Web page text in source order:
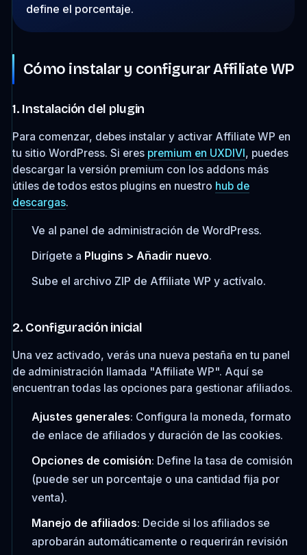
define el porcentaje.
Cómo instalar y configurar Affiliate WP
1. Instalación del plugin
Para comenzar, debes instalar y activar Affiliate WP en
tu sitio WordPress. Si eres premium en UXDIVI, puedes
descargar la versión premium con los addons más
útiles de todos estos plugins en nuestro hub de
descargas.
Ve al panel de administración de WordPress.
Dirígete a Plugins > Añadir nuevo.
Sube el archivo ZIP de Affiliate WP y actívalo.
2. Configuración inicial
Una vez activado, verás una nueva pestaña en tu panel
de administración llamada "Affiliate WP". Aquí se
encuentran todas las opciones para gestionar afiliados.
Ajustes generales: Configura la moneda, formato
de enlace de afiliados y duración de las cookies.
Opciones de comisión: Define la tasa de comisión
(puede ser un porcentaje o una cantidad fija por
venta).
Manejo de afiliados: Decide si los afiliados se
aprobarán automáticamente o requerirán revisión